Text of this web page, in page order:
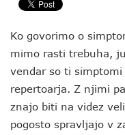
Ko govorimo o
mimo rasti trebuha,
vendar so ti simptomi
repertoarja. Z njimi
znajo biti na videz
pogosto spravljajo v